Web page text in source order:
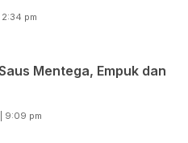
pm
Mentega, Empuk dan
9:09 pm